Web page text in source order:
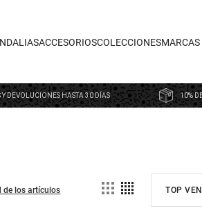
ACCESORIOSCOLECCIONESMARCAS
DEVOLUCIONES HASTA 30 DÍAS 10%
de los artículos